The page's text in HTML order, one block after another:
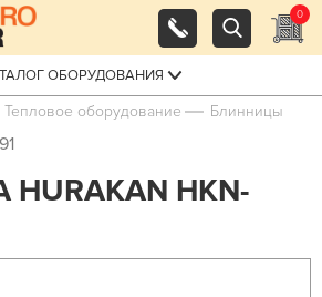
0
ОБОРУДОВАНИЯ
Тепловое оборудование Блинницы
HKN-